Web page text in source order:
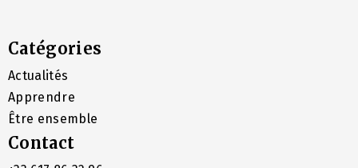
Catégories
Actualités
Apprendre
Être ensemble
Contact